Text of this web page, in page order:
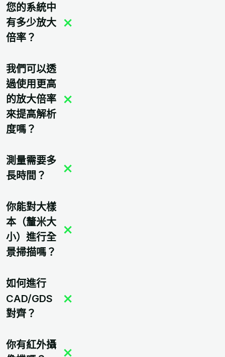
您的系統中
有多少放大
倍率？
我們可以透
過使用更高
的放大倍率
來提高解析
度嗎？
測量需要多
長時間？
你能對大樣
本（釐米大
小）進行全
景掃描嗎？
如何進行
CAD/GDS
對齊？
你有紅外攝